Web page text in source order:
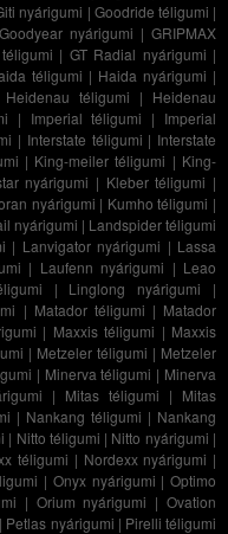
nyárigumi | Goodride téligumi |
Goodyear nyárigumi | GRIPMAX
| GT Radial nyárigumi |
téligumi | Haida nyárigumi |
Heidenau téligumi | Heidenau
| Imperial téligumi | Imperial
| Interstate téligumi | Interstate
| King-meiler téligumi | King-
nyárigumi | Kleber téligumi |
nyárigumi | Kumho téligumi |
nyárigumi | Landspider téligumi
| Lanvigator nyárigumi | Lassa
| Laufenn nyárigumi | Leao
| Linglong nyárigumi |
| Matador téligumi | Matador
| Maxxis téligumi | Maxxis
| Metzeler téligumi | Metzeler
| Minerva téligumi | Minerva
| Mitas téligumi | Mitas
| Nankang téligumi | Nankang
| Nitto téligumi | Nitto nyárigumi |
téligumi | Nordexx nyárigumi |
| Onyx nyárigumi | Optimo
| Orium nyárigumi |Ovation
| Petlas nyárigumi | Pirelli téligumi